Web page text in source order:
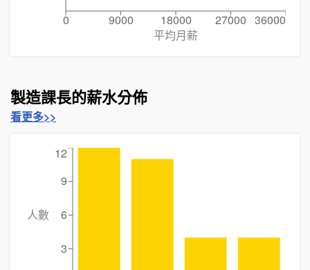
0 9000 18000 27000 36000
平均月薪
製造課長的薪水分佈
看更多>>
3
6
9
12
人數